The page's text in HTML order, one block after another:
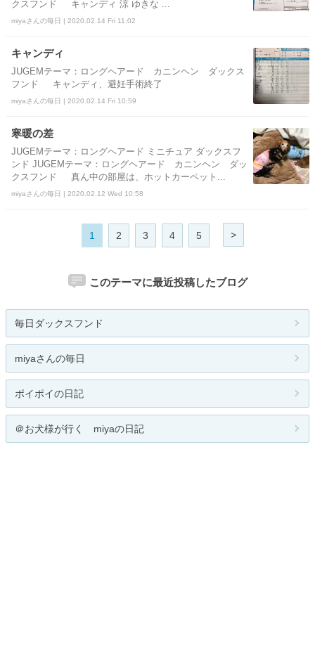
クスフンド キャンディ 涼 ゆきな ...
miyaさんの毎日 | 2020.02.14 Fri 11:02
キャンディ
JUGEMテーマ：ロングヘアード カニンヘン ダックス
フンド キャンディ、避妊手術終了
miyaさんの毎日 | 2020.02.14 Fri 10:59
寒暖の差
JUGEMテーマ：ロングヘアード ミニチュア ダックスフ
ンド JUGEMテーマ：ロングヘアード カニンヘン ダッ
クスフンド 真ん中の部屋は、ホットカーペット...
miyaさんの毎日 | 2020.02.12 Wed 10:58
1 2 3 4 5 >
このテーマに最近投稿したブログ
毎日ダックスフンド
miyaさんの毎日
ポイポイの日記
＠お犬様が行く miyaの日記